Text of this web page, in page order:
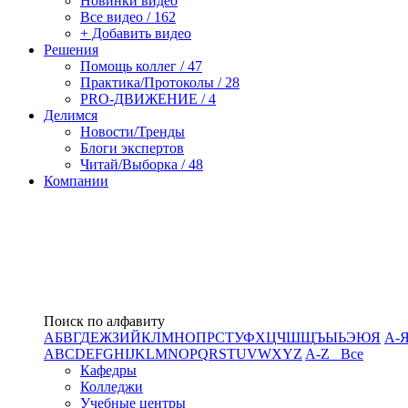
Все видео / 162
+ Добавить видео
Решения
Помощь коллег / 47
Практика/Протоколы / 28
PRO-ДВИЖЕНИЕ / 4
Делимся
Новости/Тренды
Блоги экспертов
Читай/Выборка / 48
Компании
Поиск по алфавиту
АБВГДЕЖЗИЙКЛМНОПРСТУФХЦЧШЩЪЫЬЭЮЯ А-
ABCDEFGHIJKLMNOPQRSTUVWXYZ A-Z Все
Кафедры
Колледжи
Учебные центры